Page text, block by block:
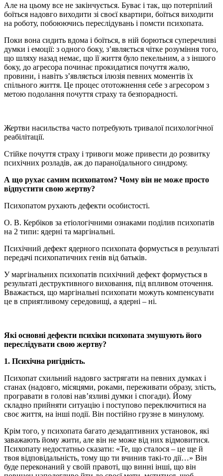
Але на цьому все не закінчується. Буває і так, що потерпілий
боїться надовго виходити зі своєї квартири, боїться виходити
на роботу, побоюючись переслідувань і помсти психопата.
Поки вона сидить вдома і боїться, в ній борються суперечливі
думки і емоції: з одного боку, з’являється чітке розуміння того,
що шляху назад немає, що її життя було пекельним, а з іншого
боку, до агресора починає прокидатися почуття жалю,
провини, і навіть з’являється ілюзія певних моментів їх
спільного життя. Це процес ототожнення себе з агресором з
метою подолання почуття страху та безпорадності.
Жертви насильства часто потребують тривалої психологічної
реабілітації.
Стійке почуття страху і тривоги може привести до розвитку
психічних розладів, аж до параноїдального синдрому.
А що рухає самим психопатом? Чому він не може просто
відпустити свою жертву?
Психопатом рухають дефекти особистості.
О. В. Кербіков за етіологічними ознаками поділив психопатів
на 2 типи: ядерні та маргінальні.
Психічний дефект ядерного психопата формується в результаті
передачі психопатичних генів від батьків.
У маргінальних психопатів психічний дефект формується в
результаті деструктивного виховання, під впливом оточення.
Вважається, що маргінальні психопати можуть компенсувати
це в сприятливому середовищі, а ядерні – ні.
Які основні дефекти психіки психопата змушують його
переслідувати свою жертву?
1. Психічна ригідність.
Психопат схильний надовго застрягати на певних думках і
станах (надовго, місяцями, роками, переживати образу, злість,
програвати в голові нав’язливі думки і спогади). Йому
складно прийняти ситуацію і поступово переключитися на
своє життя, на інші події. Він постійно грузне в минулому.
Крім того, у психопата багато дезадаптивних установок, які
заважають йому жити, але він не може від них відмовитися.
Психопату недостатньо сказати: «Те, що сталося – це ще й
твоя відповідальність, тому що ти вчинив такі-то дії…» Він
буде переконаний у своїй правоті, що винні інші, що він